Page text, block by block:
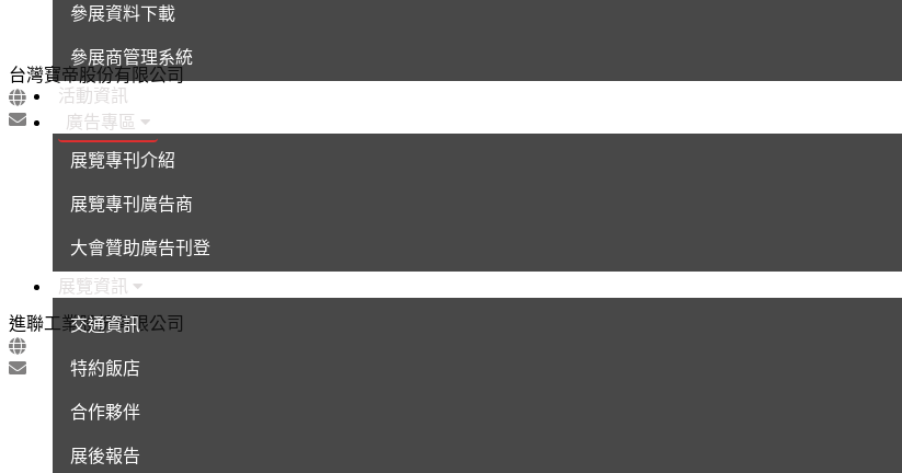
參展資料下載
參展商管理系統
活動資訊
廣告專區
展覽專刊介紹
展覽專刊廣告商
大會贊助廣告刊登
展覽資訊
交通資訊
特約飯店
合作夥伴
展後報告
台灣寶帝股份有限公司
進聯工業股份有限公司